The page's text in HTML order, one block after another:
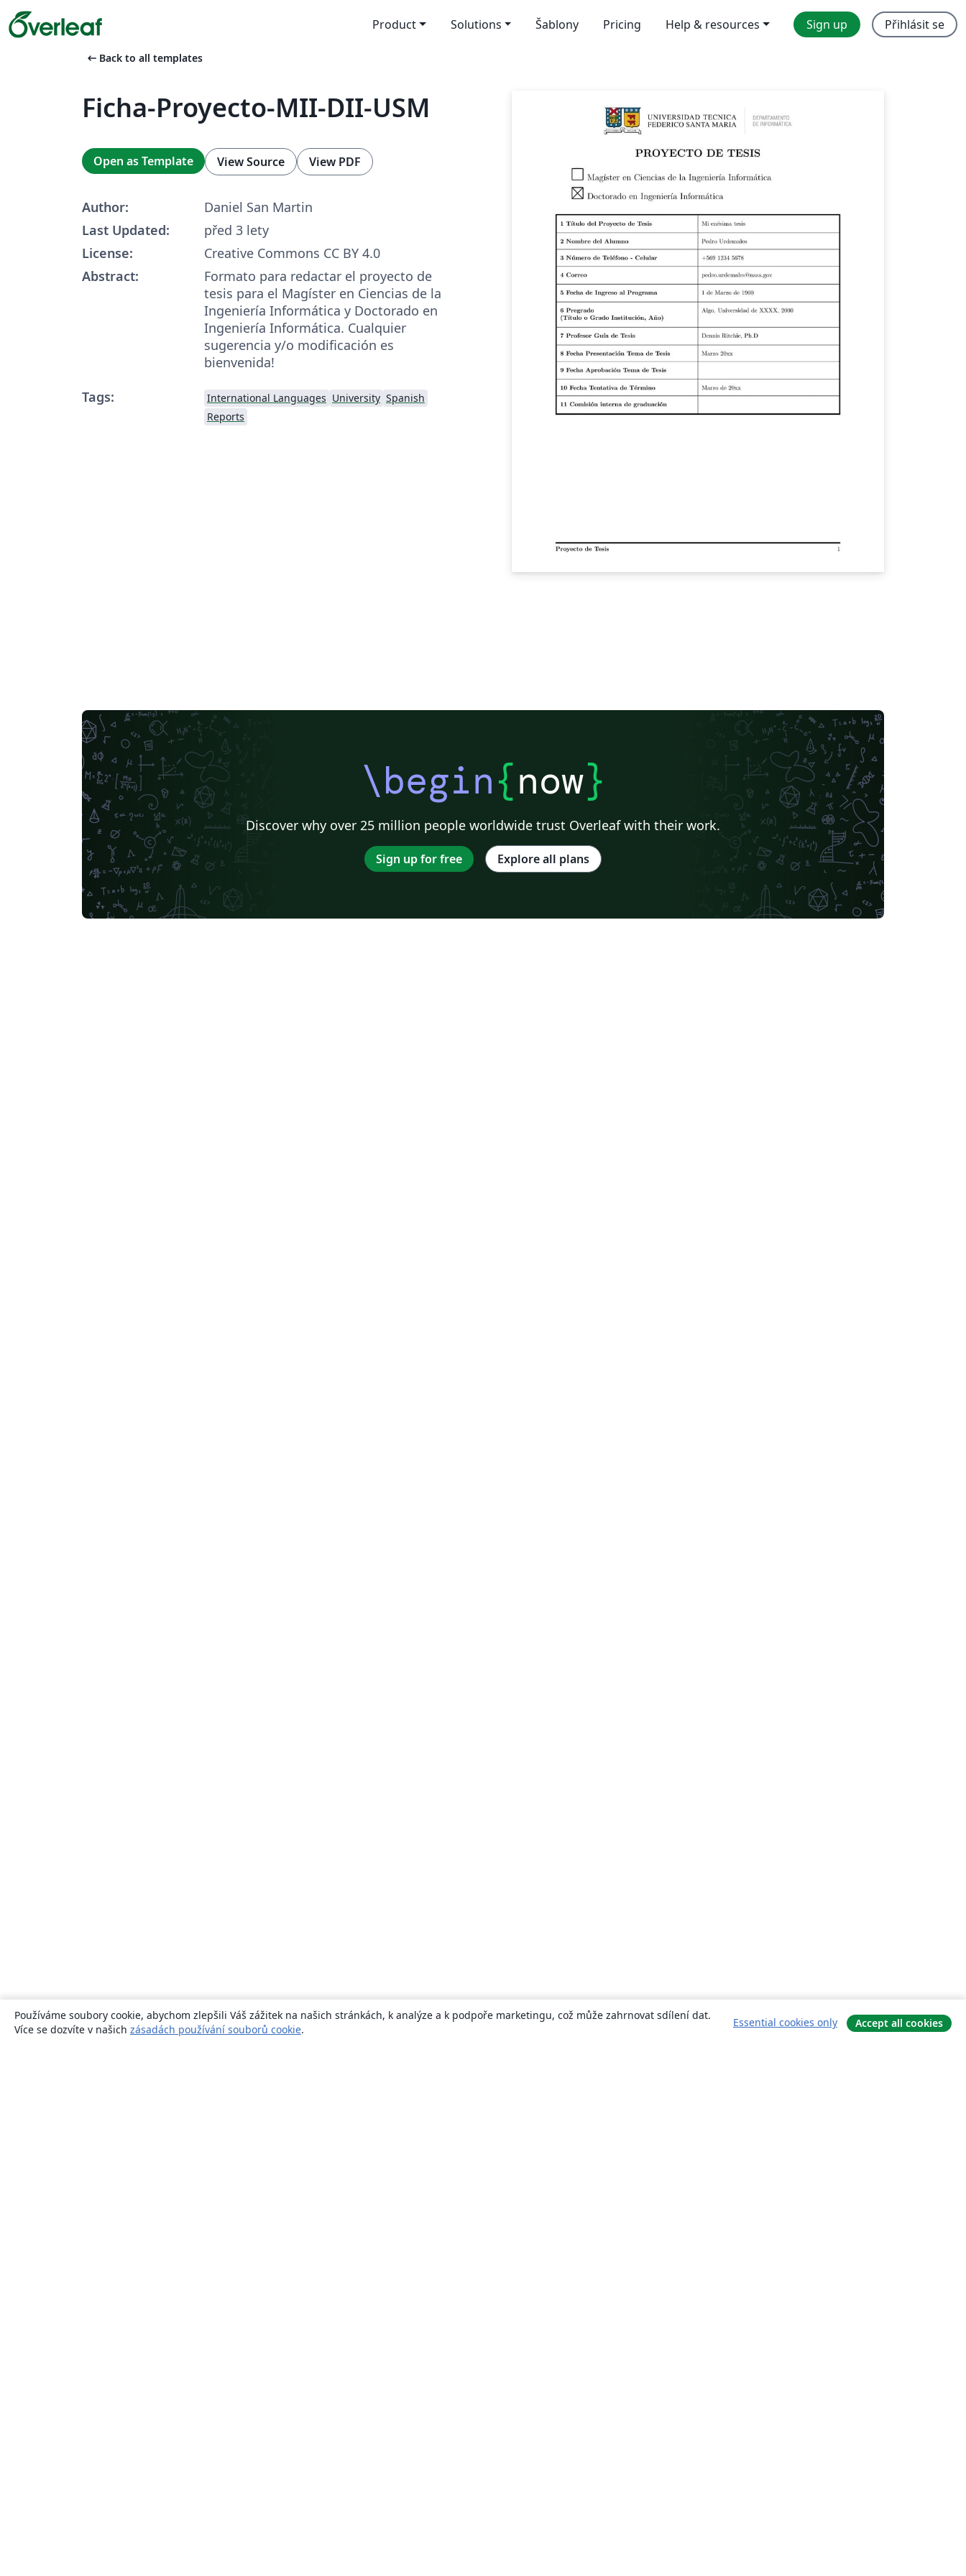
Product Solutions Šablony Pricing Help & resources Sign up Přihlásit se
arrow_left_alt Back to all templates
Ficha-Proyecto-MII-DII-USM
Open as Template View Source View PDF
Author:
Daniel San Martin
Last Updated:
před 3 lety
License:
Creative Commons CC BY 4.0
Abstract:
Formato para redactar el proyecto de
tesis para el Magíster en Ciencias de la
Ingeniería Informática y Doctorado en
Ingeniería Informática. Cualquier
sugerencia y/o modificación es
bienvenida!
Tags:
International Languages University Spanish
Reports
\begin{now}
Discover why over 25 million people worldwide trust Overleaf with their work.
Sign up for free Explore all plans
Používáme soubory cookie, abychom zlepšili Váš zážitek na našich stránkách, k analýze a k podpoře marketingu, což může zahrnovat sdílení dat.
Více se dozvíte v našich zásadách používání souborů cookie.
Essential cookies only Accept all cookies